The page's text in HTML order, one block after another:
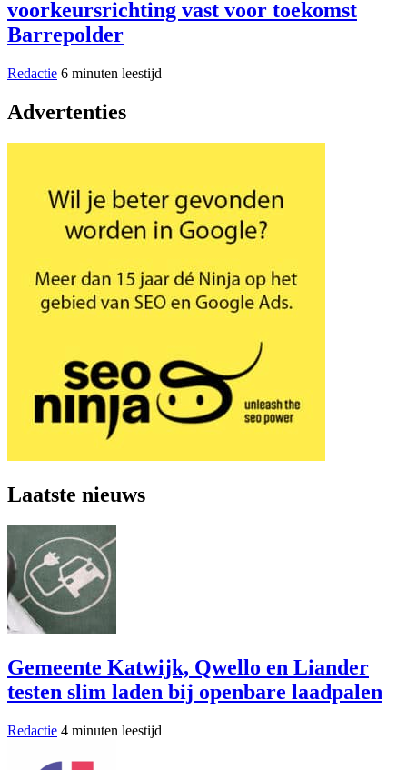
voorkeursrichting vast voor toekomst
Barrepolder
Redactie 6 minuten leestijd
Advertenties
Laatste nieuws
Gemeente Katwijk, Qwello en Liander
testen slim laden bij openbare laadpalen
Redactie 4 minuten leestijd